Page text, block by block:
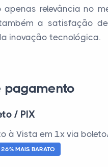
relevância no
a satisfação
inovação tecnológica.
pagamento
/ PIX
à Vista em 1x via
26% MAIS BARATO